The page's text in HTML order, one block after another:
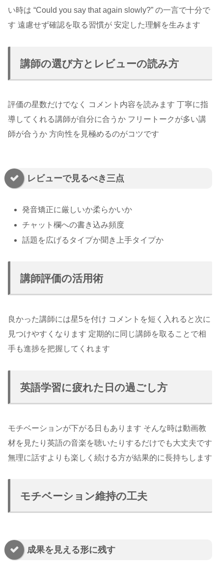
い時は “Could you say that again slowly?” の一言で十分で
す 遠慮せず確認を取る習慣が 安定した理解を生みます
講師の選び方とレビューの読み方
評価の星数だけでなく コメント内容を読みます 丁寧に指
導してくれる講師が自分に合うか フリートークが多い講
師が合うか 方向性を見極めるのがコツです
レビューで見るべき三点
発音矯正に厳しいか柔らかいか
チャット欄への書き込み頻度
話題を広げるタイプか聞き上手タイプか
講師評価の活用術
良かった講師には星5を付け コメントを短く入れると次に
見つけやすくなります 定期的に同じ講師を取ることで相
手も進捗を把握してくれます
英語学習に疲れた日の過ごし方
モチベーションが下がる日もあります そんな時は動画教
材を見たり英語の音楽を聴いたりするだけでも大丈夫です
無理に話すよりも楽しく続ける方が結果的に長持ちします
モチベーション維持の工夫
成果を見える形に残す